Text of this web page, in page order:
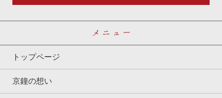
トップページ
京鐘の想い